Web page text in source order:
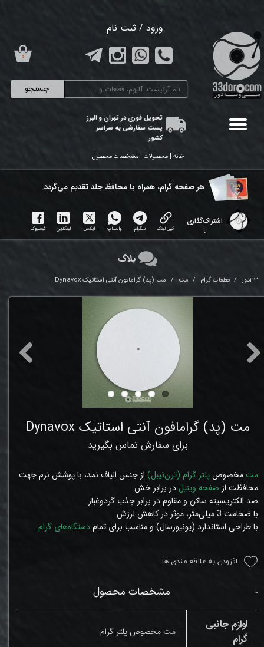
جستجو
ورود / ثبت نام
تغییر گذر واژه
سفارشات
تحویل فوری در تهران و البرز
پست سفارشی به سراسر
کشور
۰
خانه | محصولات | مشخصات محصول
هر ​صفحه گرام، همراه با محافظ جلد تقدیم می‌گردد.
اشتراک‌گذاری
:
کپی لینک تلگرام واتساپ ایکس لینکدین فیسبوک
33دور قطعات گرام مت مت (پد) گرامافون آنتی استاتیک Dynavox
مت (پد) گرامافون آنتی استاتیک Dynavox
برای سفارش تماس بگیرید
متمخصوصپلتر گرام (ترن‌تیبل) از جنس الیاف نمد، با پوشش نرم جهت
محافظت از صفحه‌ وینیلدر برابر خش.
ضد الکتریسیته ساکن و مقاوم در برابر جذب گردوغبار.
با ضخامت 3
میلیمتر،موثر در کاهش لرزش.
با طراحی استاندارد (یونیورسال) و مناسب برای تمامدستگاه‌های گرام.
افزودن به علاقه مندی ها
مشخصات محصول
لوازم جانبی
گرام
مت مخصوص پلتر گرام
بلاگ